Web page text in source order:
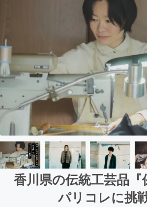
香川県の伝統工芸品
パリコレに挑